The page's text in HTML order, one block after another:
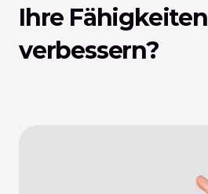
Ihre Fähigkeiten
verbessern?